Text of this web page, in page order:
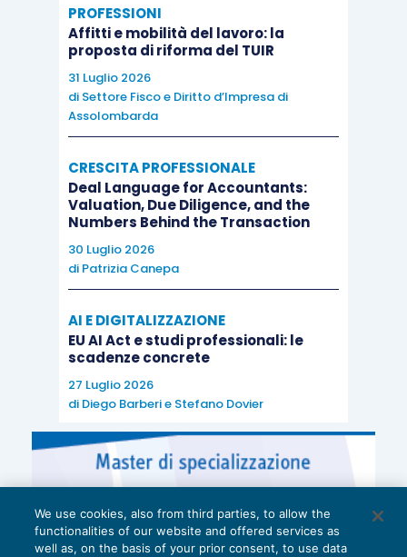
Titolare di qualunque
età e coadiuvanti o
coadiutori di età non
superiore ai 21 anni
(3.313,24 IVS +
versamento i contributi sulreddito minimale
devono essere versati, mediante modello F24
calcolato direttamente dall’INPS, inquattro rate
di importo fisso
I° rata fissa:16 maggio 2018;
II° rata fissa:21 agosto 2018
III° rata fissa:
IV° rata fissa:18 febbraio 2019
I contributi dovuti sulla quotadi reddito
eccedente il minimale, a titolo disaldo 2017edi
primo e secondo acconto 2018devono essere
invece effettuatientroi termini previsti per il
PROFESSIONI
Affitti e mobilità del lavoro: la
proposta di riforma del TUIR
31 Luglio 2026
di Settore Fisco e Diritto d’Impresa di
Assolombarda
CRESCITA PROFESSIONALE
Deal Language for Accountants:
Valuation, Due Diligence, and the
Numbers Behind the Transaction
30 Luglio 2026
di Patrizia Canepa
AI E DIGITALIZZAZIONE
EU AI Act e studi professionali: le
scadenze concrete
27 Luglio 2026
di Diego Barberie Stefano Dovier
We use cookies, also from third parties, to allow the
functionalities of our website and offered services as
well as, on the basis of your prior consent, to use data